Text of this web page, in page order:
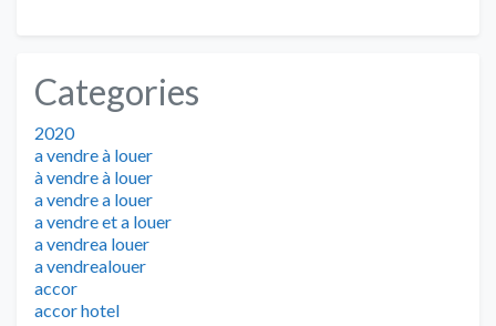
Categories
2020
a vendre à louer
à vendre à louer
a vendre a louer
a vendre et a louer
a vendrea louer
a vendrealouer
accor
accor hotel